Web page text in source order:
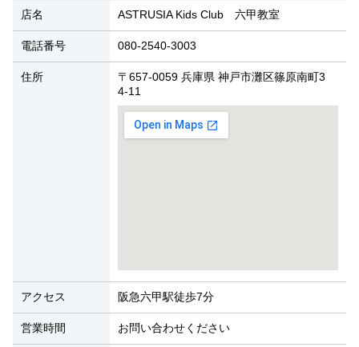
店名 ASTRUSIA Kids Club 六甲教室
電話番号 080-2540-3003
住所
〒657-0059 兵庫県 神戸市灘区篠原南町3
4-11
アクセス 阪急六甲駅徒歩7分
営業時間 お問い合わせください